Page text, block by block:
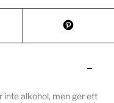
inte alkohol, men ger ett